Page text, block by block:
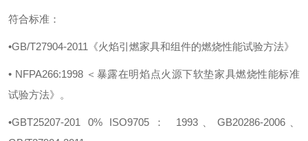
符合标准：
•GB/T27904-2011《火焰引燃家具和组件的燃烧性能试验方法》
• NFPA266:1998 ＜暴露在明焰点火源下软垫家具燃烧性能标准
试验方法》。
•GBT25207-201 0% ISO9705： 1993、GB20286-2006、